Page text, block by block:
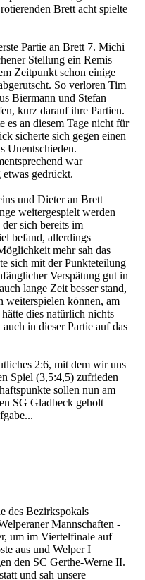
Brett acht spielte
Partie an Brett 7. Michi
Stellung ein Remis
Zeitpunkt schon einige
So verloren Tim
Biermann und Stefan
kurz darauf ihre Partien.
es an diesem Tage nicht für
sicherte sich gegen einen
Unentschieden.
war
gedrückt.
und Dieter an Brett
weitergespielt werden
der sich bereits im
befand, allerdings
mehr sah das
sich mit der Punkteteilung
Verspätung gut in
lange Zeit besser stand,
können, am
dies natürlich nichts
in dieser Partie auf das
2:6, mit dem wir uns
Spiel (3,5:4,5) zufrieden
sollen nun am
SG Gladbeck geholt
des Bezirkspokals
Mannschaften -
um im Viertelfinale auf
aus und Welper I
den SC Gerthe-Werne II.
und sah unsere